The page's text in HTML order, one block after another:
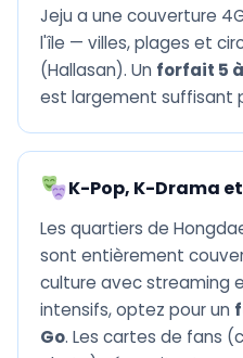
Jeju a une couverture
l'île — villes, plages et
(Hallasan). Un forfait 5 à
est largement suffisant
K-Pop, K-Drama
Les quartiers de
sont entièrement
culture avec streaming
intensifs, optez pour un
Go. Les cartes de fans